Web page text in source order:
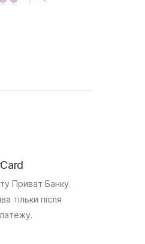
Приват Банку.
тільки після